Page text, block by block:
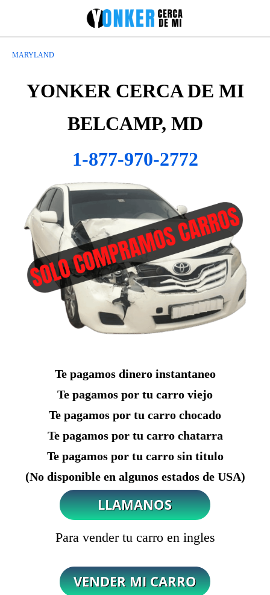
MARYLAND
YONKER CERCA DE MI
BELCAMP, MD
1-877-970-2772
Te pagamos dinero instantaneo
Te pagamos por tu carro viejo
Te pagamos por tu carro chocado
Te pagamos por tu carro chatarra
Te pagamos por tu carro sin titulo
(No disponible en algunos estados de USA)
Para vender tu carro en ingles